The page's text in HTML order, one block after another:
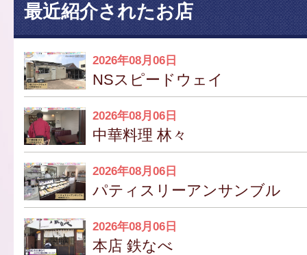
最近紹介されたお店
2026年08月06日
NSスピードウェイ
2026年08月06日
中華料理 林々
2026年08月06日
パティスリーアンサンブル
2026年08月06日
本店 鉄なべ